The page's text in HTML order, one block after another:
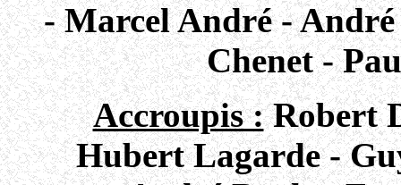
- Marcel André -
Chenet -
Accroupis : Robert
Hubert Lagarde -